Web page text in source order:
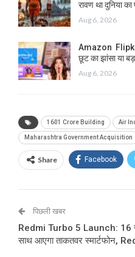
रावण था दुनिया
Aug 6, 2026
Amazon
छूट का झांसा या
Aug 6, 2026
1601 Crore Building Air
Maharashtra Government Acquisition
Share Facebook
पिछली खबर
Redmi Turbo 5 Launch: 16
साथ आएगा ताकतवर स्मार्टफोन,